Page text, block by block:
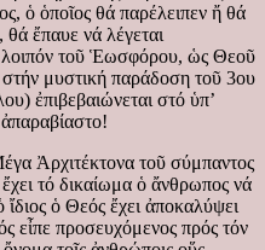
ὁ ὁποῖος θά παρέλειπεν ἤ θά
θά ἔπαυε νά λέγεται
λοιπόν τοῦ Ἑωσφόρου, ὡς Θεοῦ
μυστική παράδοση τοῦ 3ου
ἐπιβεβαιώνεται στό ὑπ’
Ἀρχιτέκτονα τοῦ σύμπαντος
τό δικαίωμα ὁ ἄνθρωπος νά
ὁ Θεός ἔχει ἀποκαλύψει
εἶπε προσευχόμενος πρός τόν